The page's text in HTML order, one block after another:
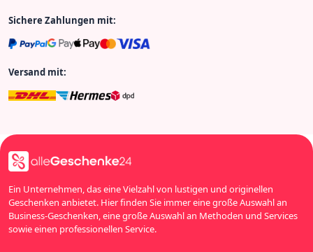
Sichere Zahlungen mit:
Versand mit:
Ein Unternehmen, das eine Vielzahl von lustigen und originellen
Geschenken anbietet. Hier finden Sie immer eine große Auswahl an
Business-Geschenken, eine große Auswahl an Methoden und Services
sowie einen professionellen Service.